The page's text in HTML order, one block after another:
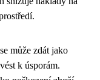
může zdát jako
k úsporám.